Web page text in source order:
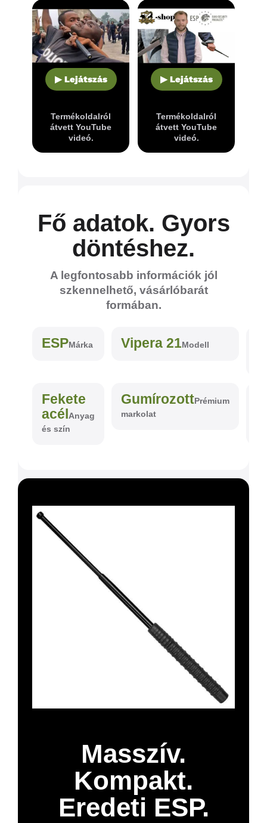
▶ Lejátszás
Termékoldalról
átvett YouTube
videó.
▶ Lejátszás
Termékoldalról
átvett YouTube
videó.
Fő adatok. Gyors
döntéshez.
A legfontosabb információk jól
szkennelhető, vásárlóbarát
formában.
ESPMárka Vipera 21Modell
Fekete
acélAnyag
és szín
GumírozottPrémium
markolat
Masszív.
Kompakt.
Eredeti ESP.